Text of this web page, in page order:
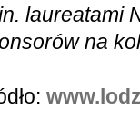
laureatami
na